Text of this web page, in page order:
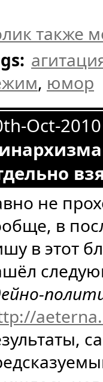
также
, юмор
Oct-
не
в
в этот